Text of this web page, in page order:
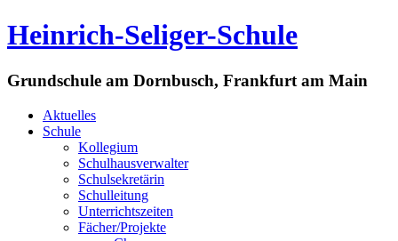
Heinrich-Seliger-Schule
Grundschule am Dornbusch, Frankfurt am Main
Aktuelles
Schule
Kollegium
Schulhausverwalter
Schulsekretärin
Schulleitung
Unterrichtszeiten
Fächer/Projekte